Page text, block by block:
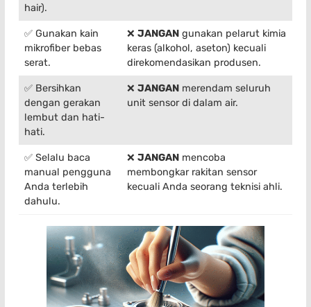
hair).
✅ Gunakan kain
mikrofiber bebas
serat.
❌JANGAN gunakan pelarut kimia
keras (alkohol, aseton) kecuali
direkomendasikan produsen.
✅ Bersihkan
dengan gerakan
lembut dan hati-
hati.
❌JANGAN merendam seluruh
unit sensor di dalam air.
✅ Selalu baca
manual pengguna
Anda terlebih
dahulu.
❌JANGAN mencoba
membongkar rakitan sensor
kecuali Anda seorang teknisi ahli.